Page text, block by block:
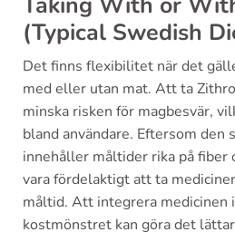
(Typical Swedish
Det finns flexibilitet när det
med eller utan mat. Att ta
minska risken för magbesvär,
bland användare. Eftersom den
innehåller måltider rika på fiber
vara fördelaktigt att ta
måltid. Att integrera medicinen
kostmönstret kan göra det